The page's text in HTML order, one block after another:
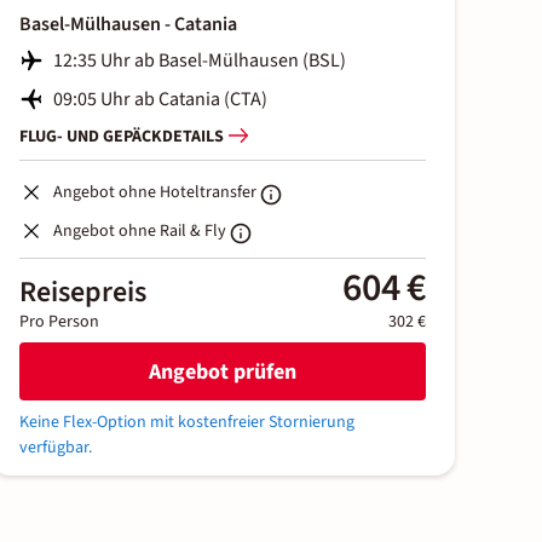
Basel-Mülhausen - Catania
12:35 Uhr ab Basel-Mülhausen (BSL)
09:05 Uhr ab Catania (CTA)
FLUG- UND GEPÄCKDETAILS
Angebot ohne Hoteltransfer
Angebot ohne Rail & Fly
Reisepreis 604 €
Pro Person 302 €
Angebot prüfen
Keine Flex-Option mit kostenfreier Stornierung
verfügbar.